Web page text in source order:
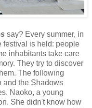
say? Every summer, in
festival is held: people
inhabitants take care
They try to discover
The following
and the Shadows
Naoko, a young
She didn't know how